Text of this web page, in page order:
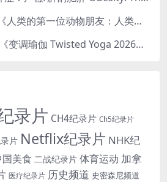
Boreales纪录片《人类的第一位动物朋友：人类和狗的神奇故事 Man’s First Friend 2018》英语中英双字 1080P/MP4/1.8G 狗的神奇故事
AppleTV纪录片《变调瑜伽 Twisted Yoga 2026》全3集 英语中英双字 无水印纯净版 1080P/MKV/10G 瑜伽大师背后的真相
录片 CH4纪录片 Ch5纪录片
片 Netflix纪录片 NHK纪
国美食 二战纪录片 体育运动 加拿
医疗纪录片 历史频道 史密森尼频道